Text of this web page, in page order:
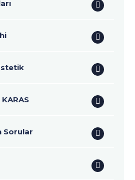
Sorular